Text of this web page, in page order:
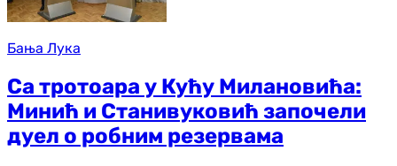
Бања Лука
Са тротоара у Кућу Милановића:
Минић и Станивуковић започели
дуел о робним резервама